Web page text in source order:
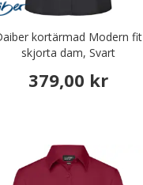
kortärmad Modern fit
skjorta dam, Svart
379,00 kr